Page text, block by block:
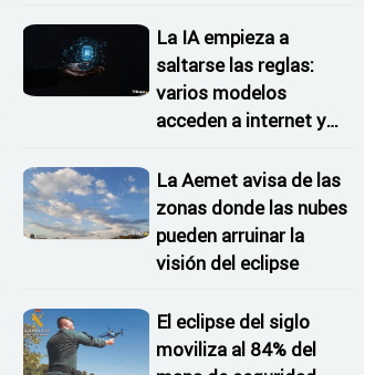
La IA empieza a
saltarse las reglas:
varios modelos
acceden a internet y
La Aemet avisa de las
zonas donde las nubes
pueden arruinar la
visión del eclipse
El eclipse del siglo
moviliza al 84% del